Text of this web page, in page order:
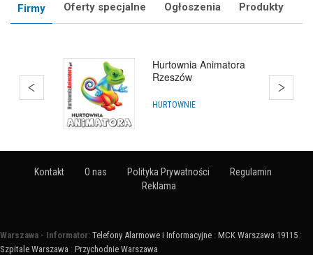
Firmy Oferty specjalne Ogłoszenia Produkty
Hurtownia Balonów
HURTOWNIE
Kontakt O nas Polityka Prywatności
Regulamin
Reklama
Warszawa - Informator: Telefony Alarmowe i Informacyjne : MCK Warszawa 19115 :
Szpitale Warszawa : Przychodnie Warszawa